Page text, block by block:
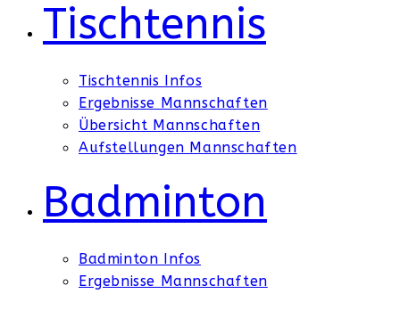
Tischtennis
Tischtennis Infos
Ergebnisse Mannschaften
Übersicht Mannschaften
Aufstellungen Mannschaften
Badminton
Badminton Infos
Ergebnisse Mannschaften